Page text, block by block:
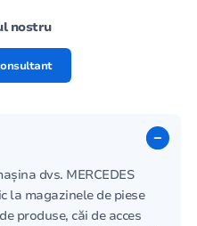
nostru
dvs. MERCEDES
la magazinele de piese
produse, căi de acces